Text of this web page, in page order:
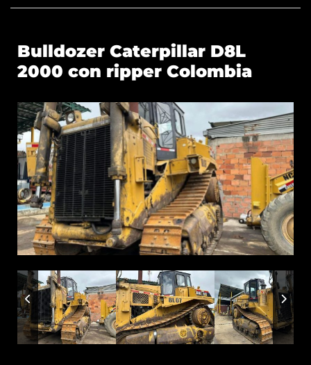
Bulldozer Caterpillar D8L
2000 con ripper Colombia